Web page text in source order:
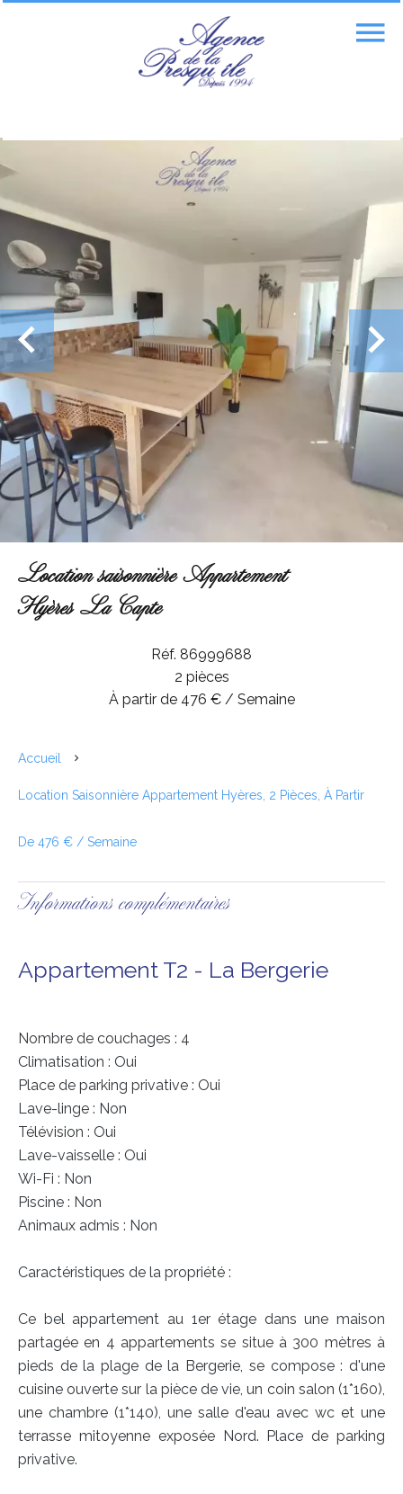
Location saisonnière Appartement
Hyères La Capte
Réf. 86999688
2 pièces
À partir de 476 € / Semaine
Accueil
Location Saisonnière Appartement Hyères, 2 Pièces, À Partir
De 476 € / Semaine
Informations complémentaires
Appartement T2 - La Bergerie
Nombre de couchages : 4
Climatisation : Oui
Place de parking privative : Oui
Lave-linge : Non
Télévision : Oui
Lave-vaisselle : Oui
Wi-Fi : Non
Piscine : Non
Animaux admis : Non
Caractéristiques de la propriété :
Ce bel appartement au 1er étage dans une maison
partagée en 4 appartements se situe à 300 mètres à
pieds de la plage de la Bergerie, se compose : d'une
cuisine ouverte sur la pièce de vie, un coin salon (1*160),
une chambre (1*140), une salle d'eau avec wc et une
terrasse mitoyenne exposée Nord. Place de parking
privative.